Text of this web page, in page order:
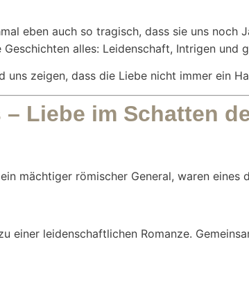
eben auch so tragisch, dass sie uns
alles: Leidenschaft, Intrigen und
uns zeigen, dass die Liebe nicht immer ein
Liebe im Schatten
mächtiger römischer General, waren eines
einer leidenschaftlichen Romanze.